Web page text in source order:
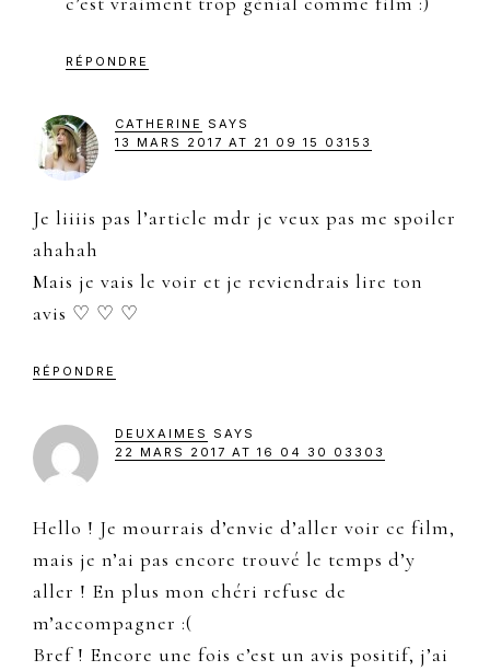
RÉPONDRE
CATHERINE
SAYS
13 MARS 2017 AT 21 09 15 03153
Je liiiis pas l’article mdr je veux pas me spoiler
ahahah
Mais je vais le voir et je reviendrais lire ton
avis ♡ ♡ ♡
RÉPONDRE
DEUXAIMES
SAYS
22 MARS 2017 AT 16 04 30 03303
Hello ! Je mourrais d’envie d’aller voir ce film,
mais je n’ai pas encore trouvé le temps d’y
aller ! En plus mon chéri refuse de
m’accompagner :(
Bref ! Encore une fois c’est un avis positif, j’ai